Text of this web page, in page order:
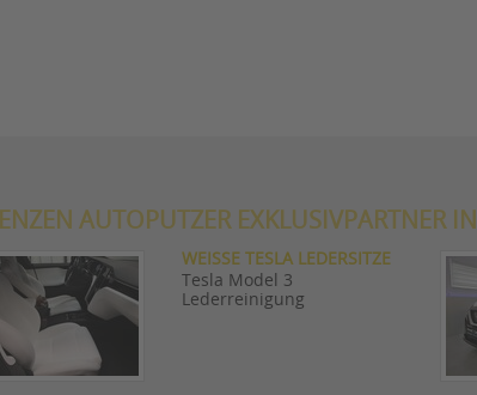
AUTOPUTZER EXKLUSIVPARTNER
WEISSE TESLA LEDERSITZE
Tesla Model 3
Lederreinigung